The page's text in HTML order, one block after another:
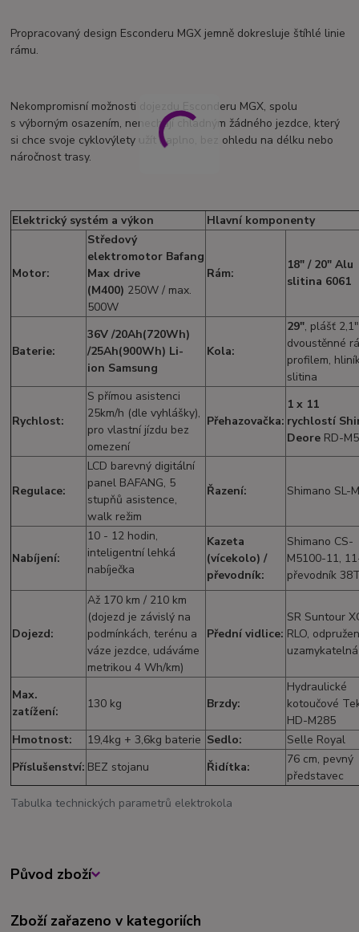
Propracovaný design Esconderu MGX jemně dokresluje štíhlé linie
rámu.
Nekompromisní možnosti dojezdu Esconderu MGX, spolu
s výborným osazením, nenechají chladným žádného jezdce, který
si chce svoje cyklovýlety užít naplno, bez ohledu na délku nebo
náročnost trasy.
Tabulka technických parametrů elektrokola
Elektrický systém a výkon Hlavní komponenty
Motor:
Středový
elektromotor Bafang
Max drive
(M400) 250W / max.
500W
Rám:
18" / 20" Alu
slitina 6061
Baterie:
36V /20Ah(720Wh)
/25Ah(900Wh) Li-
ion Samsung
Kola:
29", plášť
dvoustěnné
profilem,
slitina
Rychlost:
S přímou asistenci
25km/h (dle vyhlášky),
pro vlastní jízdu bez
omezení
Přehazovačka:
1 x 11
rychlostí
Deore RD-
Regulace:
LCD barevný digitální
panel BAFANG, 5
stupňů asistence,
walk režim
Řazení: Shimano SL-
Nabíjení:
10 - 12 hodin,
inteligentní lehká
nabíječka
Kazeta
(vícekolo) /
převodník:
Shimano CS-
M5100-11,
převodník
Dojezd:
Až 170 km / 210 km
(dojezd je závislý na
podmínkách, terénu a
váze jezdce, udáváme
metrikou 4 Wh/km)
Přední vidlice:
SR Suntour
RLO,
uzamykatelná
Max.
zatížení:
130 kg Brzdy:
Hydraulické
kotoučové
HD-M285
Hmotnost:
19,4kg + 3,6kg baterie Sedlo:
Selle Royal
Příslušenství: BEZ stojanu Řidítka:
76 cm, pevný
představec
Původ zboží
Zboží zařazeno v kategoriích